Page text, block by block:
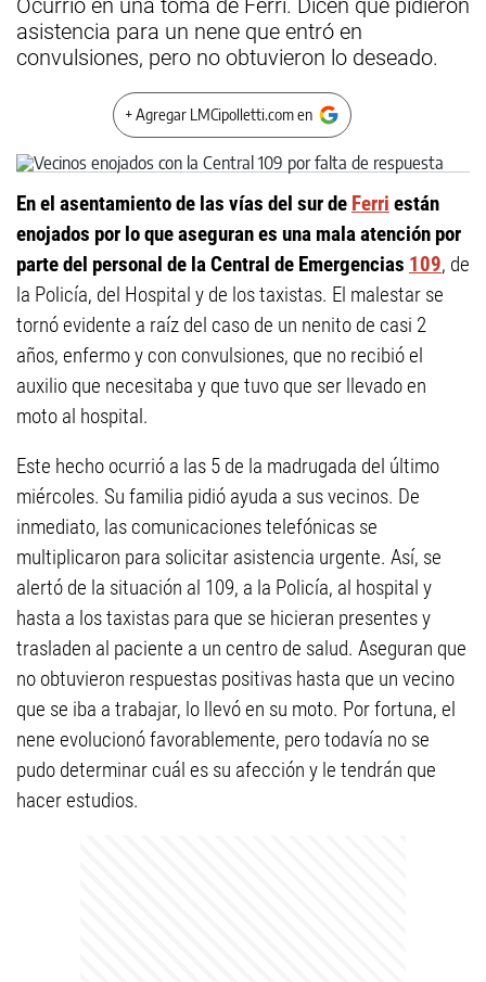
Ocurrió en una toma de Ferri. Dicen que pidieron
asistencia para un nene que entró en
convulsiones, pero no obtuvieron lo deseado.
+ Agregar LMCipolletti.com en
En el asentamiento de las vías del sur de Ferri están
enojados por lo que aseguran es una mala atención por
parte del personal de la Central de Emergencias 109, de
la Policía, del Hospital y de los taxistas. El malestar se
tornó evidente a raíz del caso de un nenito de casi 2
años, enfermo y con convulsiones, que no recibió el
auxilio que necesitaba y que tuvo que ser llevado en
moto al hospital.
Este hecho ocurrió a las 5 de la madrugada del último
miércoles. Su familia pidió ayuda a sus vecinos. De
inmediato, las comunicaciones telefónicas se
multiplicaron para solicitar asistencia urgente. Así, se
alertó de la situación al 109, a la Policía, al hospital y
hasta a los taxistas para que se hicieran presentes y
trasladen al paciente a un centro de salud. Aseguran que
no obtuvieron respuestas positivas hasta que un vecino
que se iba a trabajar, lo llevó en su moto. Por fortuna, el
nene evolucionó favorablemente, pero todavía no se
pudo determinar cuál es su afección y le tendrán que
hacer estudios.